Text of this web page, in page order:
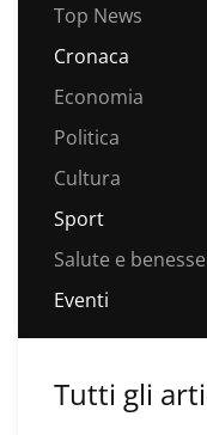
Top News
Cronaca
Economia
Politica
Cultura
Sport
Salute e
Eventi
Tutti gli